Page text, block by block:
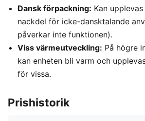
Dansk förpackning: Kan
nackdel för icke-dansktalande
påverkar inte funktionen).
Viss värmeutveckling: På högre
kan enheten bli varm och
för vissa.
Prishistorik